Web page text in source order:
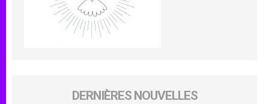
DERNIÈRES NOUVELLES